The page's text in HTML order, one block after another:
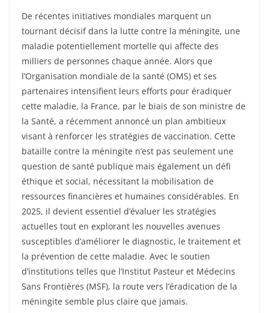
De récentes initiatives mondiales marquent un
tournant décisif dans la lutte contre la méningite, une
maladie potentiellement mortelle qui affecte des
milliers de personnes chaque année. Alors que
l’Organisation mondiale de la santé (OMS) et ses
partenaires intensifient leurs efforts pour éradiquer
cette maladie, la France, par le biais de son ministre de
la Santé, a récemment annoncé un plan ambitieux
visant à renforcer les stratégies de vaccination. Cette
bataille contre la méningite n’est pas seulement une
question de santé publique mais également un défi
éthique et social, nécessitant la mobilisation de
ressources financières et humaines considérables. En
2025, il devient essentiel d’évaluer les stratégies
actuelles tout en explorant les nouvelles avenues
susceptibles d’améliorer le diagnostic, le traitement et
la prévention de cette maladie. Avec le soutien
d’institutions telles que l’Institut Pasteur et Médecins
Sans Frontières (MSF), la route vers l’éradication de la
méningite semble plus claire que jamais.